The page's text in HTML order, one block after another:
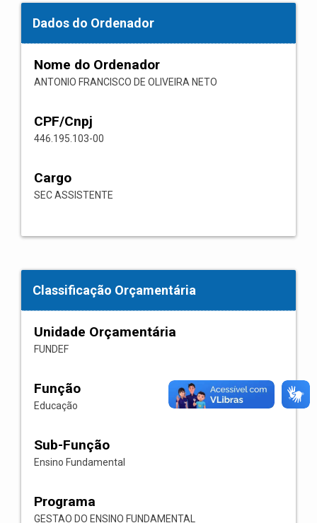
Dados do Ordenador
Nome do Ordenador
ANTONIO FRANCISCO DE OLIVEIRA NETO
CPF/Cnpj
446.195.103-00
Cargo
SEC ASSISTENTE
Classificação Orçamentária
Unidade Orçamentária
FUNDEF
Função
Educação
Sub-Função
Ensino Fundamental
Programa
GESTAO DO ENSINO FUNDAMENTAL